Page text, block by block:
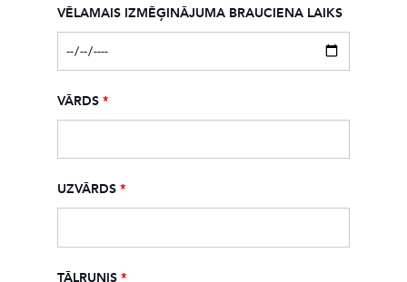
VĒLAMAIS IZMĒĢINĀJUMA BRAUCIENA LAIKS
VĀRDS *
UZVĀRDS *
TĀLRUNIS *